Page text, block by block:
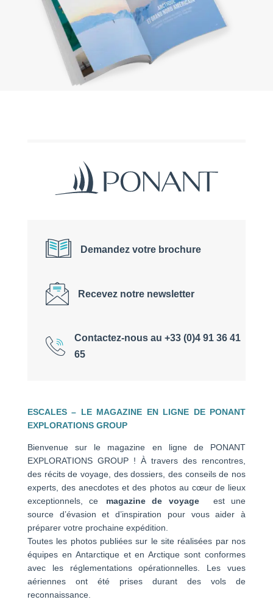
Demandez votre brochure
Recevez notre newsletter
Contactez-nous au +33 (0)4 91 36 41
65
ESCALES – LE MAGAZINE EN LIGNE DE PONANT
EXPLORATIONS GROUP
Bienvenue sur le magazine en ligne de PONANT
EXPLORATIONS GROUP ! À travers des rencontres,
des récits de voyage, des dossiers, des conseils de nos
experts, des anecdotes et des photos au cœur de lieux
exceptionnels, ce magazine de voyage
est une
source d’évasion et d’inspiration pour vous aider à
préparer votre prochaine expédition.
Toutes les photos publiées sur le site réalisées par nos
équipes en Antarctique et en Arctique sont conformes
avec les réglementations opérationnelles. Les vues
aériennes ont été prises durant des vols de
reconnaissance.